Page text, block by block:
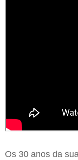
Os 30 anos da